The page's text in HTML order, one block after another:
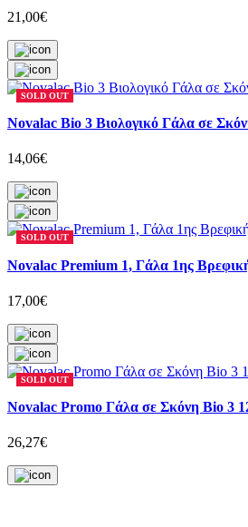
21,00€
SOLD OUT
Novalac Bio 3 Βιολογικό Γάλα σε
14,06€
SOLD OUT
Novalac Premium 1, Γάλα 1ης
17,00€
SOLD OUT
Novalac Promo Γάλα σε Σκόνη Bio 3
26,27€